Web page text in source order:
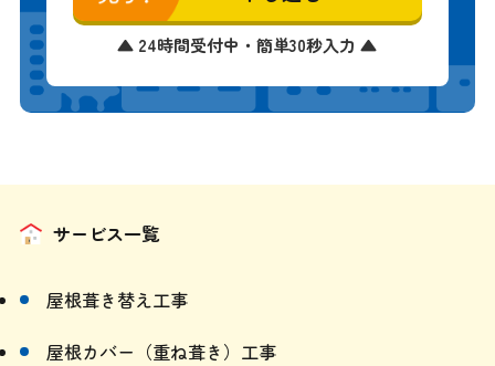
▲ 24時間受付中・簡単30秒入力 ▲
サービス一覧
屋根葺き替え工事
屋根カバー（重ね葺き）工事